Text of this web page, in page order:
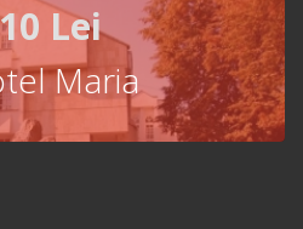
Lei
Maria